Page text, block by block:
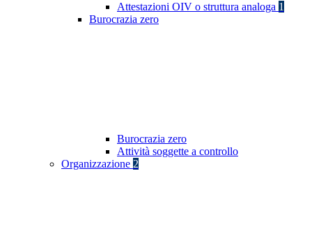
Attestazioni OIV o struttura analoga 1
Burocrazia zero
Burocrazia zero
Attività soggette a controllo
Organizzazione 2